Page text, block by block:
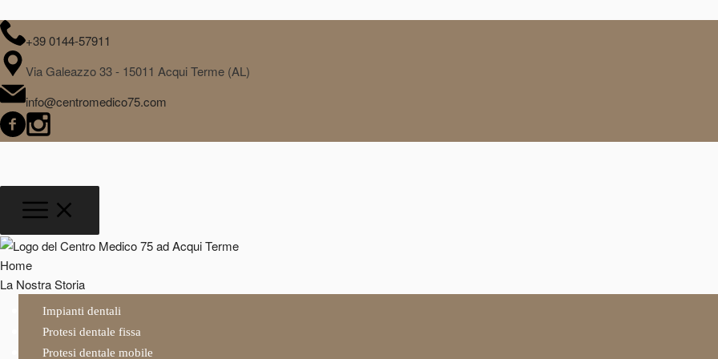
+39 0144-57911
Via Galeazzo 33 - 15011 Acqui Terme (AL)
info@centromedico75.com
Home
La Nostra Storia
Impianti dentali
Protesi dentale fissa
Protesi dentale mobile